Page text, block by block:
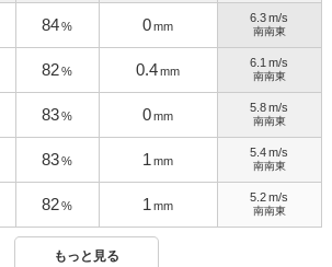
84 % 0 mm
6.3 m/s
南南東
82 % 0.4 mm
6.1 m/s
南南東
83 % 0 mm
5.8 m/s
南南東
83 % 1 mm
5.4 m/s
南南東
82 % 1 mm
5.2 m/s
南南東
もっと見る